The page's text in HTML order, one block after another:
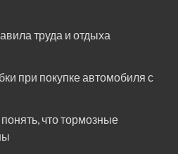
труда и отдыха
при покупке автомобиля с
что тормозные